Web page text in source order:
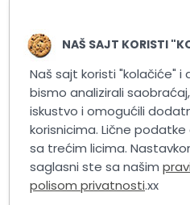
Slični
NAŠ SAJT KORISTI
Naš sajt koristi "kolačiće" i
bismo analizirali
iskustvo i omogućili
korisnicima. Lične
sa trećim licima.
saglasni ste sa našim
polisom privatnosti.xx